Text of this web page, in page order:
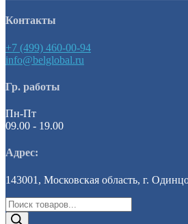
Контакты
+7 (499) 460-00-94
info@belglobal.ru
Гр. работы
Пн-Пт
09.00 - 19.00
Адрес:
143001, Московская область, г.
Поиск
товаров